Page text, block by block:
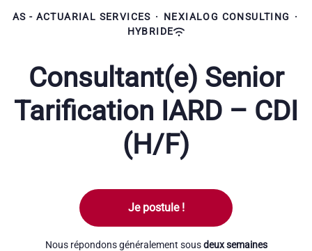
AS - ACTUARIAL SERVICES · NEXIALOG CONSULTING
·
HYBRIDE
Consultant(e) Senior
Tarification IARD – CDI
(H/F)
Je postule !
Nous répondons généralement sousdeux semaines